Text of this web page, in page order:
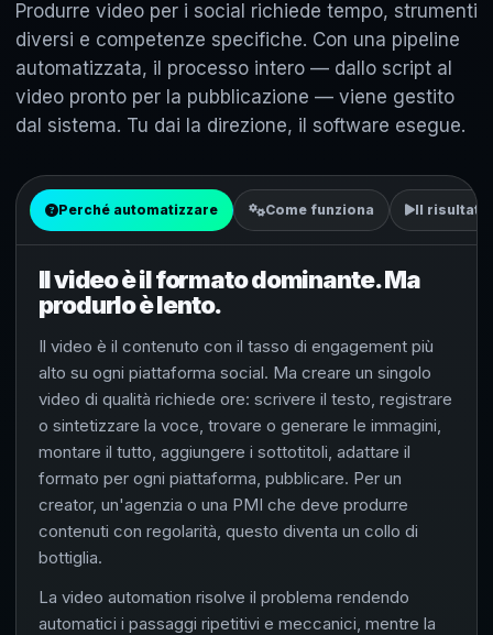
Produrre video per i social richiede tempo, strumenti
diversi e competenze specifiche. Con una pipeline
automatizzata, il processo intero — dallo script al
video pronto per la pubblicazione — viene gestito
dal sistema. Tu dai la direzione, il software esegue.
Perché automatizzare Come funziona Il risultato
Il video è il formato dominante. Ma
produrlo è lento.
Il video è il contenuto con il tasso di engagement più
alto su ogni piattaforma social. Ma creare un singolo
video di qualità richiede ore: scrivere il testo, registrare
o sintetizzare la voce, trovare o generare le immagini,
montare il tutto, aggiungere i sottotitoli, adattare il
formato per ogni piattaforma, pubblicare. Per un
creator, un'agenzia o una PMI che deve produrre
contenuti con regolarità, questo diventa un collo di
bottiglia.
La video automation risolve il problema rendendo
automatici i passaggi ripetitivi e meccanici, mentre la